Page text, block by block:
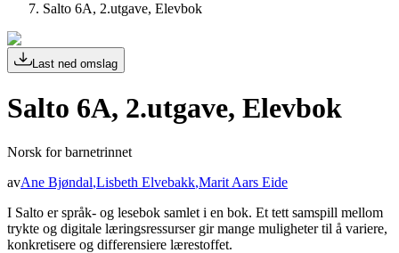
Salto 6A, 2.utgave, Elevbok
Last ned omslag
Salto 6A, 2.utgave, Elevbok
Norsk for barnetrinnet
avAne Bjøndal,Lisbeth Elvebakk,Marit Aars Eide
I Salto er språk- og lesebok samlet i en bok. Et tett samspill mellom
trykte og digitale læringsressurser gir mange muligheter til å variere,
konkretisere og differensiere lærestoffet.